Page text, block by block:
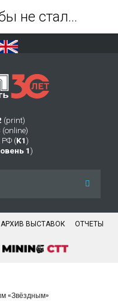
(print)
(online)
РФ (K1 )
1 )
АРХИВ ВЫСТАВОК ОТЧЕТЫ
«Звёздным»
Без команды мы бы не стали сегодняшним «Звёздным» - Журнал Горная промышленность